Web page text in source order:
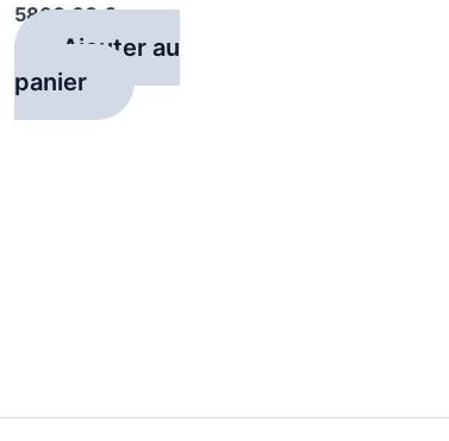
5800,00€
Ajouter au
panier